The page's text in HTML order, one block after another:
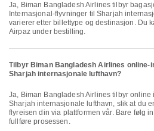
Ja, Biman Bangladesh Airlines tilbyr bagasje inkludert på Innenlands &
Internasjonal-flyvninger til Sharjah
varierer etter billettype og destinasjon. Du
Airpaz under bestilling.
Tilbyr Biman Bangladesh Airlines online-
Sharjah internasjonale lufthavn?
Ja, Biman Bangladesh Airlines tilbyr online innsjekking for flyreiser til
Sharjah internasjonale lufthavn, slik at du
flyreisen din via plattformen vår. Bare følg
fullføre prosessen.